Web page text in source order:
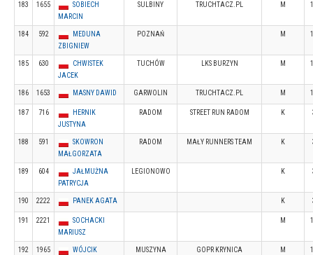
183 1655
SOBIECH
MARCIN
SULBINY TRUCHTACZ.PL M
184 592
MEDUNA
ZBIGNIEW
POZNAŃ M
185 630
CHWISTEK
JACEK
TUCHÓW LKS BURZYN M
186 1653 MASNY DAWID GARWOLIN TRUCHTACZ.PL M
187 716
HERNIK
JUSTYNA
RADOM STREET RUN RADOM K
188 591
SKOWRON
MAŁGORZATA
RADOM MAŁY RUNNERS TEAM K
189 604
JAŁMUŻNA
PATRYCJA
LEGIONOWO K
190 2222 PANEK AGATA K
191 2221
SOCHACKI
MARIUSZ
M
192 1965
WÓJCIK
MUSZYNA GOPR KRYNICA M